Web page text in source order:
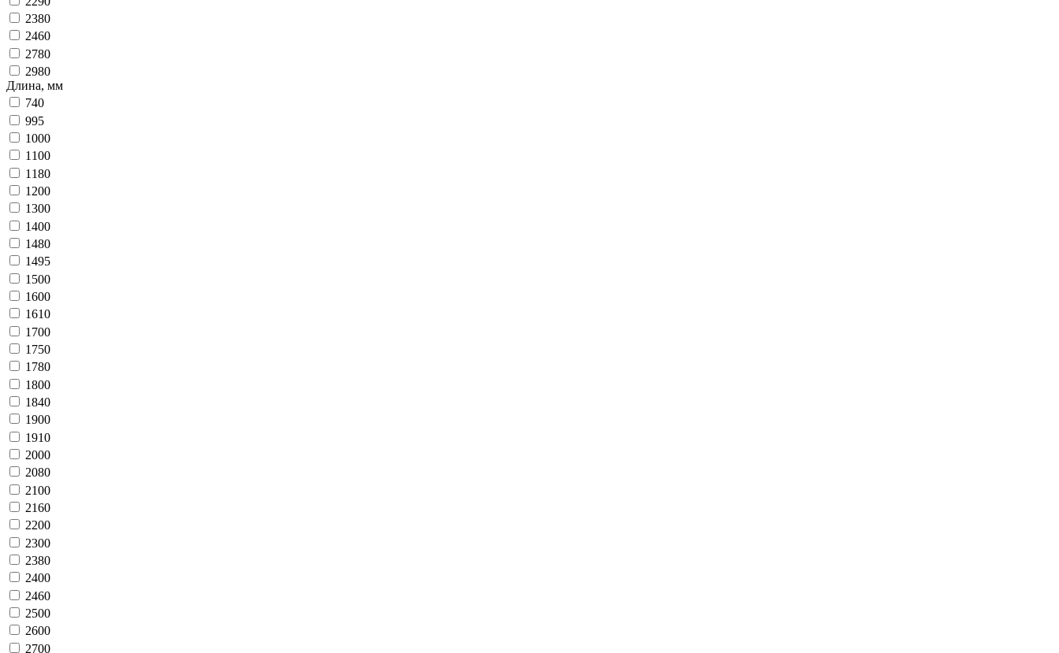
2380
2460
2780
2980
Длина, мм
740
995
1000
1100
1180
1200
1300
1400
1480
1495
1500
1600
1610
1700
1750
1780
1800
1840
1900
1910
2000
2080
2100
2160
2200
2300
2380
2400
2460
2500
2600
2700